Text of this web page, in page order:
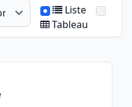
Liste
Tableau